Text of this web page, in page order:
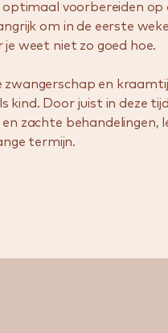
optimaal voorbereiden op
om in de eerste
je weet niet zo goed hoe.
zwangerschap en
kind. Door juist in deze
zachte behandelingen,
termijn.